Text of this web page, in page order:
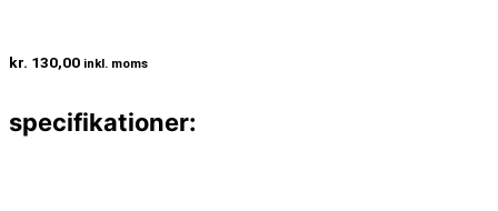
kr. 130,00 inkl. moms
specifikationer: